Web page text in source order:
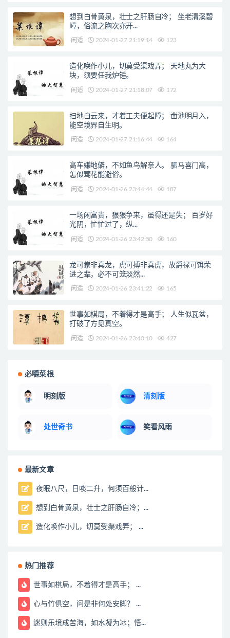
想到白骨黄泉，壮士之肝肠自冷； 坐老清溪碧
嶂，俗流之胸次亦开...
闲适 2024-01-27 21:19:14 123
造化唤作小儿，切莫受渠戏弄； 天地丸为大
块，须要任我炉锤。
闲适 2024-01-27 21:18:07 172
扫地白云来，才着工夫便起障； 凿池明月入，
能空境界自生明。
闲适 2024-01-27 21:16:44 164
高车嫌地僻，不如鱼鸟解亲人。 驷马喜门高，
怎似莺花能避俗。
闲适 2024-01-26 23:44:44 187
一场闲富贵，狠狠争来，虽得还是失； 百岁好
光阴，忙忙过了，纵...
闲适 2024-01-26 23:42:50 160
龙可豢非真龙，虎可搏非真虎，故爵禄可饵荣
进之辈，必不可笼淡然...
闲适 2024-01-26 23:41:22 165
世事如棋局，不着得才是高手； 人生似瓦盆，
打破了方见真空。
闲适 2024-01-26 23:40:10 427
必嚼菜根
明刻版 清刻版
处世奇书 笑看风雨
最新文章
夜眠八尺，日啖二升，何须百般计...
想到白骨黄泉，壮士之肝肠自冷；...
造化唤作小儿，切莫受渠戏弄； ...
热门推荐
世事如棋局，不着得才是高手； ...
心与竹俱空，问是非何处安脚？ ...
迷则乐境成苦海，如水凝为冰；悟...